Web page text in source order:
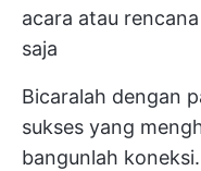
acara atau
saja
Bicaralah dengan
sukses yang
bangunlah